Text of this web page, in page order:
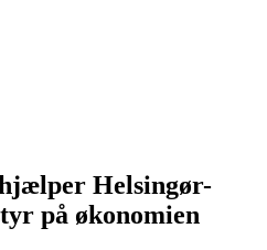
Helsingør-
på økonomien